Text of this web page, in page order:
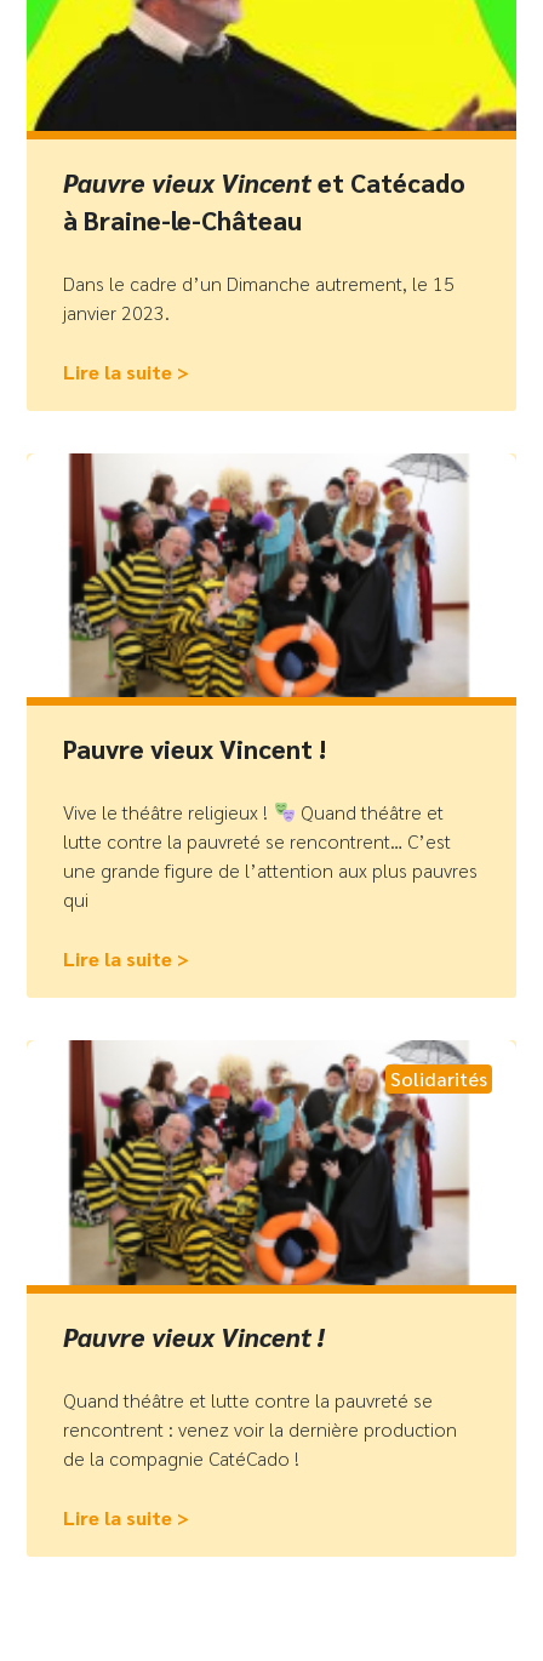
Pauvre vieux Vincentet Catécado
à Braine-le-Château
Dans le cadre d’un Dimanche autrement, le 15
janvier 2023.
Lire la suite >
Pauvre vieux Vincent !
Vive le théâtre religieux !
Quand théâtre et
lutte contre la pauvreté se rencontrent… C’est
une grande figure de l’attention aux plus pauvres
qui
Lire la suite >
Solidarités
Pauvre vieux Vincent !
Quand théâtre et lutte contre la pauvreté se
rencontrent : venez voir la dernière production
de la compagnie CatéCado !
Lire la suite >